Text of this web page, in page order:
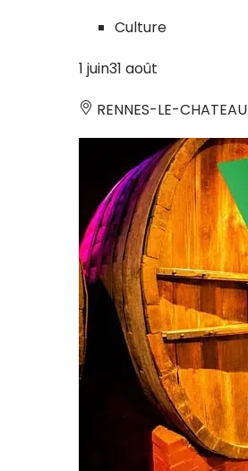
Culture
1 juin31 août
RENNES-LE-CHATEAU